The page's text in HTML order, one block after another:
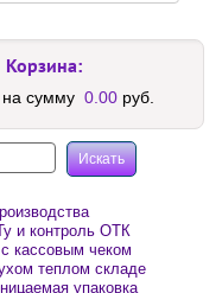
Корзина:
сумму 0.00 руб.
и контроль ОТК
кассовым чеком
теплом складе
упаковка